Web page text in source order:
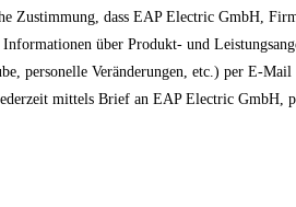
Zustimmung, dass EAP Electric GmbH,
über Produkt- und
personelle Veränderungen, etc.) per E-
mittels Brief an EAP Electric GmbH,